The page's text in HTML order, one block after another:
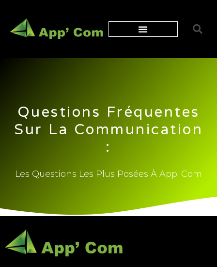
Questions Fréquentes
Sur La Communication
:
Les Questions Les Plus Posées À App' Com